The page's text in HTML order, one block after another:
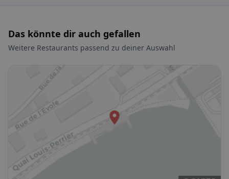
Das könnte dir auch gefallen
Weitere Restaurants passend zu deiner Auswahl